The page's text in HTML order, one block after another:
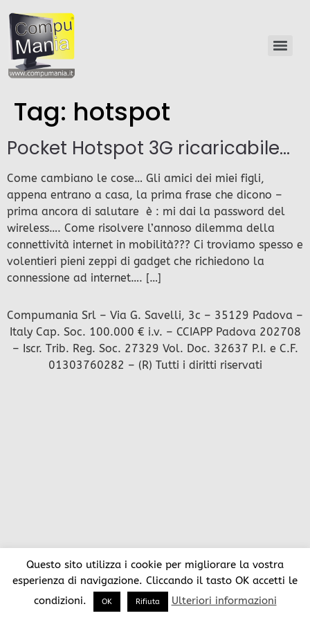
Tag: hotspot
Pocket Hotspot 3G ricaricabile…
Come cambiano le cose… Gli amici dei miei figli,
appena entrano a casa, la prima frase che dicono –
prima ancora di salutare è : mi dai la password del
wireless…. Come risolvere l’annoso dilemma della
connettività internet in mobilità??? Ci troviamo spesso e
volentieri pieni zeppi di gadget che richiedono la
connessione ad internet…. […]
Compumania Srl – Via G. Savelli, 3c – 35129 Padova –
Italy Cap. Soc. 100.000 € i.v. – CCIAPP Padova 202708
– Iscr. Trib. Reg. Soc. 27329 Vol. Doc. 32637 P.I. e C.F.
01303760282 – (R) Tutti i diritti riservati
Questo sito utilizza i cookie per migliorare la vostra
esperienza di navigazione. Cliccando il tasto OK accetti le
condizioni.
OK Rifiuta Ulteriori informazioni